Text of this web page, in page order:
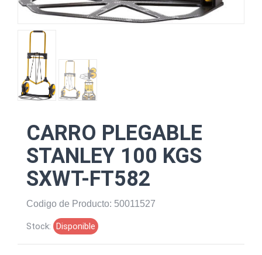
CARRO PLEGABLE
STANLEY 100 KGS
SXWT-FT582
Codigo de Producto: 50011527
Stock: Disponible